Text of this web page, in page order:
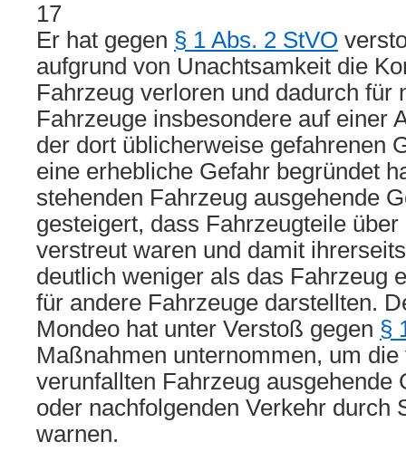
17
Er hat gegen § 1 Abs. 2 StVO
aufgrund von Unachtsamkeit die
Fahrzeug verloren und dadurch für
Fahrzeuge insbesondere auf einer
der dort üblicherweise gefahrenen
eine erhebliche Gefahr begründet
stehenden Fahrzeug ausgehende
gesteigert, dass Fahrzeugteile
verstreut waren und damit
deutlich weniger als das Fahrzeug
für andere Fahrzeuge darstellten.
Mondeo hat unter Verstoß gegen §
Maßnahmen unternommen, um
verunfallten Fahrzeug ausgehende
oder nachfolgenden Verkehr durch
warnen.